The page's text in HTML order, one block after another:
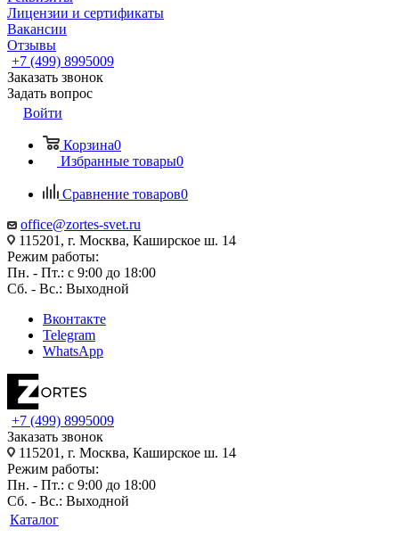
Лицензии и сертификаты
Вакансии
Отзывы
+7 (499) 8995009
Заказать звонок
Задать вопрос
Войти
Корзина0
Избранные товары0
Сравнение товаров0
office@zortes-svet.ru
115201, г. Москва, Каширское ш. 14
Режим работы:
Пн. - Пт.: с 9:00 до 18:00
Сб. - Вс.: Выходной
Вконтакте
Telegram
WhatsApp
+7 (499) 8995009
Заказать звонок
115201, г. Москва, Каширское ш. 14
Режим работы:
Пн. - Пт.: с 9:00 до 18:00
Сб. - Вс.: Выходной
Каталог